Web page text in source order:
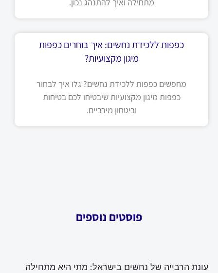
מתחילה ואיך להתנהג נכון.
כפפות ללכידת נחשים: איך בוחרים כפפות
מיגון מקצועיות?
מחפשים כפפות ללכידת נחשים? גלו איך לבחור
כפפות מיגון מקצועיות שיבטיחו לכם בטיחות
וביטחון מירביים.
פוסטים נוספים
עונת הרבייה של נחשים בישראל: מתי היא מתחילה